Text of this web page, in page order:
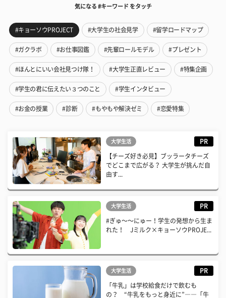
気になる #キーワード をタッチ
#キョーソウPROJECT #大学生の社会見学 #留学ロードマップ
#ガクラボ #お仕事図鑑 #先輩ロールモデル #プレゼント
#ほんとにいい会社見つけ隊！ #大学生正直レビュー #特集企画
#学生の君に伝えたい３つのこと #学生インタビュー
#お金の授業 #診断 #もやもや解決ゼミ #恋愛特集
大学生活 PR
【チーズ好き必見】ブッラータチーズ
でどこまで広がる？ 大学生が挑んだ自
由す...
大学生活 PR
#ぎゅ〜〜にゅー！学生の発想から生ま
れた！ Jミルク×キョーソウPROJE...
大学生活 PR
「牛乳」は学校給食だけで飲むも
の？ “牛乳をもっと身近に”――「牛